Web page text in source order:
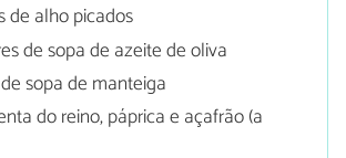
de alho picados
de sopa de azeite de oliva
sopa de manteiga
do reino, páprica e açafrão (a